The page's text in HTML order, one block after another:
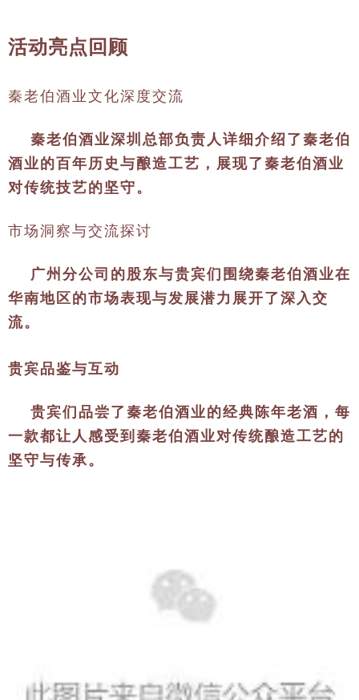
活动亮点回顾
秦老伯酒业文化深度交流
秦老伯酒业深圳总部负责人详细介绍了秦老伯
酒业的百年历史与酿造工艺，展现了秦老伯酒业
对传统技艺的坚守。
市场洞察与交流探讨
广州分公司的股东与贵宾们围绕秦老伯酒业在
华南地区的市场表现与发展潜力展开了深入交
流。
贵宾品鉴与互动
贵宾们品尝了秦老伯酒业的经典陈年老酒，每
一款都让人感受到秦老伯酒业对传统酿造工艺的
坚守与传承。